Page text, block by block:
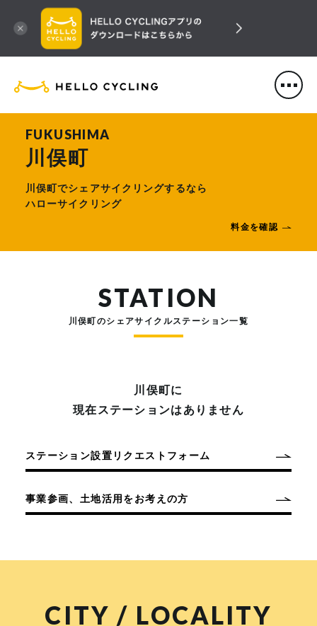
HELLO CYCLING（ハローサ
FUKUSHIMA
川俣町
川俣町でシェアサイクリングするなら
ハローサイクリング
料金を確認
STATION
川俣町のシェアサイクルステーション一覧
川俣町に
現在ステーションはありません
ステーション設置リクエストフォーム
事業参画、土地活用をお考えの方
CITY / LOCALITY